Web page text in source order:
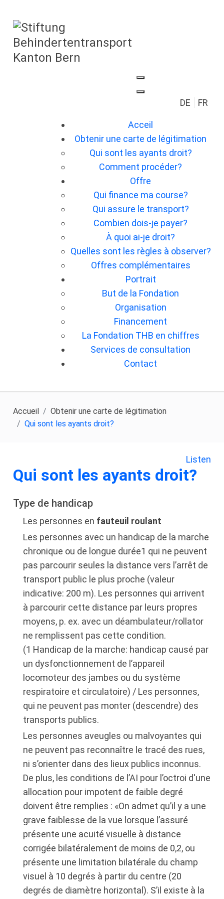
DE FR
Acceil
Obtenir une carte de légitimation
Qui sont les ayants droit?
Comment procéder?
Offre
Qui finance ma course?
Qui assure le transport?
Combien dois-je payer?
À quoi ai-je droit?
Quelles sont les règles à observer?
Offres complémentaires
Portrait
But de la Fondation
Organisation
Financement
La Fondation THB en chiffres
Services de consultation
Contact
Accueil
Obtenir une carte de légitimation
Qui sont les ayants droit?
Listen
Qui sont les ayants droit?
Type de handicap
Les personnes en fauteuil roulant
Les personnes avec un handicap de la marche
chronique ou de longue durée1 qui ne peuvent
pas parcourir seules la distance vers l’arrêt de
transport public le plus proche (valeur
indicative: 200 m). Les personnes qui arrivent
à parcourir cette distance par leurs propres
moyens, p. ex. avec un déambulateur/rollator
ne remplissent pas cette condition.
(1 Handicap de la marche: handicap causé par
un dysfonctionnement de l’appareil
locomoteur des jambes ou du système
respiratoire et circulatoire) / Les personnes,
qui ne peuvent pas monter (descendre) des
transports publics.
Les personnes aveugles ou malvoyantes qui
ne peuvent pas reconnaître le tracé des rues,
ni s’orienter dans des lieux publics inconnus.
De plus, les conditions de l’AI pour l’octroi d'une
allocation pour impotent de faible degré
doivent être remplies : «On admet qu’il y a une
grave faiblesse de la vue lorsque l’assuré
présente une acuité visuelle à distance
corrigée bilatéralement de moins de 0,2, ou
présente une limitation bilatérale du champ
visuel à 10 degrés à partir du centre (20
degrés de diamètre horizontal). S’il existe à la